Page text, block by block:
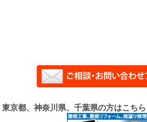
東京都、神奈川県、千葉県の方はこちら